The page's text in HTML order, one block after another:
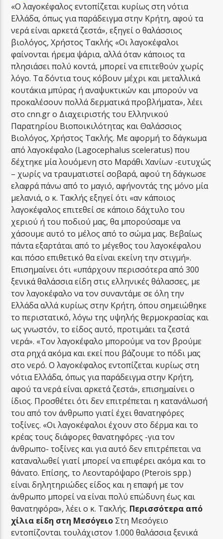
«Ο λαγοκέφαλος εντοπίζεται κυρίως στη νότια
Ελλάδα, όπως για παράδειγμα στην Κρήτη, αφού τα
νερά είναι αρκετά ζεστά», εξηγεί ο θαλάσσιος
βιολόγος, Χρήστος Τακλής «Οι λαγοκέφαλοι
φαίνονται ήρεμα ψάρια, αλλά όταν κάποιος τα
πλησιάσει πολύ κοντά, μπορεί να επιτεθούν χωρίς
λόγο. Τα δόντια τους κόβουν μέχρι και μεταλλικά
κουτάκια μπύρας ή αναψυκτικών και μπορούν να
προκαλέσουν πολλά δερματικά προβλήματα», λέει
στο cnn.gr o Διαχειριστής του Ελληνικού
Παρατηρίου Βιοποικιλότητας και Θαλάσσιος
Βιολόγος, Χρήστος Τακλής. Με αφορμή το δάγκωμα
από λαγοκέφαλο (Lagocephalus sceleratus) που
δέχτηκε μία λουόμενη στο Μαράθι Χανίων -ευτυχώς
– χωρίς να τραυματιστεί σοβαρά, αφού τη δάγκωσε
ελαφρά πάνω από το μαγιό, αφήνοντάς της μόνο μία
μελανιά, ο κ. Τακλής εξηγεί ότι «αν κάποιος
λαγοκέφαλος επιτεθεί σε κάποιο δάχτυλο του
χεριού ή του ποδιού μας, θα μπορούσαμε να
χάσουμε αυτό το μέλος από το σώμα μας. Βεβαίως
πάντα εξαρτάται από το μέγεθος του λαγοκέφαλου
και πόσο επιθετικό θα είναι εκείνη την στιγμή».
Επισημαίνει ότι «υπάρχουν περισσότερα από 300
ξενικά θαλάσσια είδη στις ελληνικές θάλασσες, με
τον λαγοκέφαλο να τον συναντάμε σε όλη την
Ελλάδα αλλά κυρίως στην Κρήτη, όπου σημειώθηκε
το περιστατικό, λόγω της υψηλής θερμοκρασίας και
ως γνωστόν, το είδος αυτό, προτιμάει τα ζεστά
νερά». «Τον λαγοκέφαλο μπορούμε να τον βρούμε
στα ρηχά ακόμα και εκεί που βάζουμε το πόδι μας
στο νερό. Ο λαγοκέφαλος εντοπίζεται κυρίως στη
νότια Ελλάδα, όπως για παράδειγμα στην Κρήτη,
αφού τα νερά είναι αρκετά ζεστά», επισημαίνει ο
ίδιος. Προσθέτει ότι δεν επιτρέπεται η κατανάλωσή
του από τον άνθρωπο γιατί έχει θανατηφόρες
τοξίνες. «Οι λαγοκέφαλοι έχουν στο δέρμα και το
κρέας τους διάφορες θανατηφόρες -για τον
άνθρωπο- τοξίνες και για αυτό δεν επιτρέπεται να
καταναλωθεί γιατί μπορεί να επιφέρει ακόμα και το
θάνατο. Επίσης, το Λεονταρόψαρο (Pterois spp.)
είναι δηλητηριώδες είδος και η επαφή με τον
άνθρωπο μπορεί να είναι πολύ επώδυνη έως και
θανατηφόρα», λέει ο κ. Τακλής. Περισσότερα από
χίλια είδη στη Μεσόγειο Στη Μεσόγειο
εντοπίζονται τουλάχιστον 1.000 θαλάσσια ξενικά